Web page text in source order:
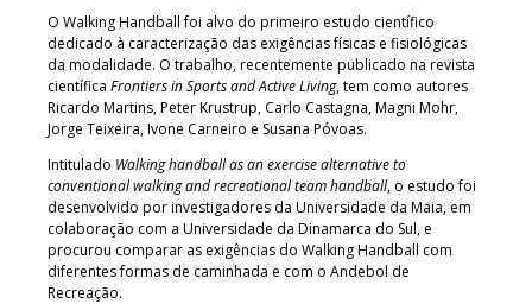
O Walking Handball foi alvo do primeiro estudo científico
dedicado à caracterização das exigências físicas e fisiológicas
da modalidade. O trabalho, recentemente publicado na revista
científica Frontiers in Sports and Active Living, tem como autores
Ricardo Martins, Peter Krustrup, Carlo Castagna, Magni Mohr,
Jorge Teixeira, Ivone Carneiro e Susana Póvoas.
Intitulado Walking handball as an exercise alternative to
conventional walking and recreational team handball, o estudo foi
desenvolvido por investigadores da Universidade da Maia, em
colaboração com a Universidade da Dinamarca do Sul, e
procurou comparar as exigências do Walking Handball com
diferentes formas de caminhada e com o Andebol de
Recreação.